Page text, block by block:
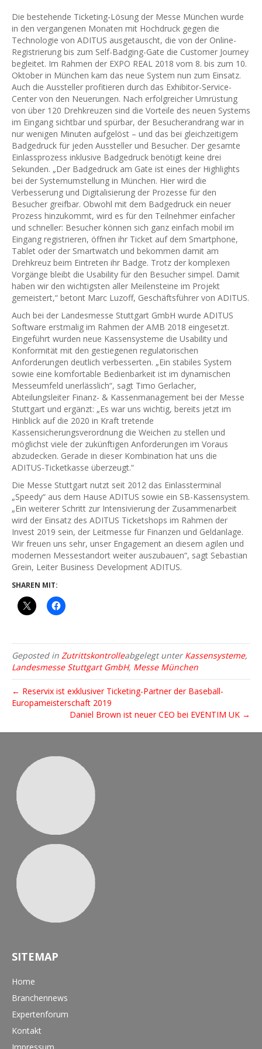
Die bestehende Ticketing-Lösung der Messe München wurde
in den vergangenen Monaten mit Hochdruck gegen die
Technologie von ADITUS ausgetauscht, die von der Online-
Registrierung bis zum Self-Badging-Gate die Customer Journey
begleitet. Im Rahmen der EXPO REAL 2018 vom 8. bis zum 10.
Oktober in München kam das neue System nun zum Einsatz.
Auch die Aussteller profitieren durch das Exhibitor-Service-
Center von den Neuerungen. Nach erfolgreicher Umrüstung
von über 120 Drehkreuzen sind die Vorteile des neuen Systems
im Eingang sichtbar und spürbar, der Besucherandrang war in
nur wenigen Minuten aufgelöst – und das bei gleichzeitigem
Badgedruck für jeden Aussteller und Besucher. Der gesamte
Einlassprozess inklusive Badgedruck benötigt keine drei
Sekunden. „Der Badgedruck am Gate ist eines der Highlights
bei der Systemumstellung in München. Hier wird die
Verbesserung und Digitalisierung der Prozesse für den
Besucher greifbar. Obwohl mit dem Badgedruck ein neuer
Prozess hinzukommt, wird es für den Teilnehmer einfacher
und schneller: Besucher können sich ganz einfach mobil im
Eingang registrieren, öffnen ihr Ticket auf dem Smartphone,
Tablet oder der Smartwatch und bekommen damit am
Drehkreuz beim Eintreten ihr Badge. Trotz der komplexen
Vorgänge bleibt die Usability für den Besucher simpel. Damit
haben wir den wichtigsten aller Meilensteine im Projekt
gemeistert,“ betont Marc Luzoff, Geschäftsführer von ADITUS.
Auch bei der Landesmesse Stuttgart GmbH wurde ADITUS
Software erstmalig im Rahmen der AMB 2018 eingesetzt.
Eingeführt wurden neue Kassensysteme die Usability und
Konformität mit den gestiegenen regulatorischen
Anforderungen deutlich verbesserten. „Ein stabiles System
sowie eine komfortable Bedienbarkeit ist im dynamischen
Messeumfeld unerlässlich“, sagt Timo Gerlacher,
Abteilungsleiter Finanz- & Kassenmanagement bei der Messe
Stuttgart und ergänzt: „Es war uns wichtig, bereits jetzt im
Hinblick auf die 2020 in Kraft tretende
Kassensicherungsverordnung die Weichen zu stellen und
möglichst viele der zukünftigen Anforderungen im Voraus
abzudecken. Gerade in dieser Kombination hat uns die
ADITUS-Ticketkasse überzeugt.“
Die Messe Stuttgart nutzt seit 2012 das Einlassterminal
„Speedy“ aus dem Hause ADITUS sowie ein SB-Kassensystem.
„Ein weiterer Schritt zur Intensivierung der Zusammenarbeit
wird der Einsatz des ADITUS Ticketshops im Rahmen der
Invest 2019 sein, der Leitmesse für Finanzen und Geldanlage.
Wir freuen uns sehr, unser Engagement an diesem agilen und
modernen Messestandort weiter auszubauen“, sagt Sebastian
Grein, Leiter Business Development ADITUS.
SHAREN MIT:
Geposted in Zutrittskontrolleabgelegt unterKassensysteme,
Landesmesse Stuttgart GmbH, Messe München
← Reservix ist exklusiver Ticketing-Partner der Baseball-
Europameisterschaft 2019
Daniel Brown ist neuer CEO bei EVENTIM UK →
SITEMAP
Home
Branchennews
Expertenforum
Kontakt